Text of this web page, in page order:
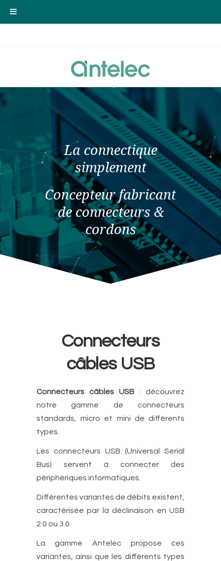
La connectique
simplement
Concepteur fabricant
de connecteurs &
cordons
Connecteurs
câbles USB
Connecteurs câbles USB : découvrez
notre gamme de connecteurs
standards, micro et mini de différents
types.
Les connecteurs USB (Universal Serial
Bus) servent à connecter des
périphériques informatiques.
Différentes variantes de débits existent,
caractérisée par la déclinaison en USB
2.0 ou 3.0.
La gamme Antelec propose ces
variantes, ainsi que les différents types